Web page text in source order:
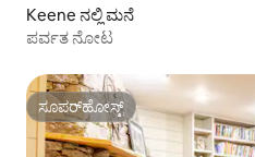
Keene ನಲ್ಲಿ ಮನೆ
ಪರ್ವತ ನೋಟ
ಸೂಪರ್‌ಹೋಸ್ಟ್
ಸೂಪರ್‌ಹೋಸ್ಟ್